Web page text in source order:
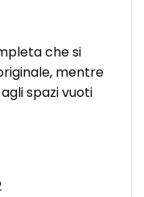
che si
mentre
spazi vuoti